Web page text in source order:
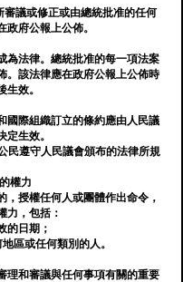
議或修正或由總統批准的任何
府公報上公佈。
為法律。總統批准的每一項法案
。該法律應在政府公報上公佈時
效。
國際組織訂立的條約應由人民議
生效。
民遵守人民議會頒布的法律所規
權力
，授權任何人或團體作出命令，
力，包括：
的日期；
區或任何類別的人。
理和審議與任何事項有關的重要